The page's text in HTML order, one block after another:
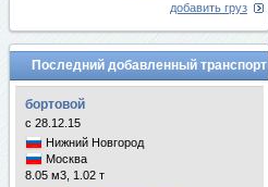
добавить груз
Последний добавленный транспорт
бортовой
с 28.12.15
Нижний Новгород
Москва
8.05 м3, 1.02 т